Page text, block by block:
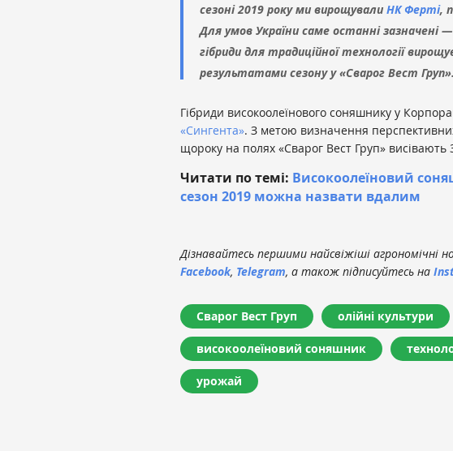
сезоні 2019 року ми вирощували НК Ферті,
Для умов України саме останні зазначені
гібриди для традиційної технології
результатами сезону у «Сварог Вест Груп».
Гібриди високоолеїнового соняшнику у
«Сингента». З метою визначення
щороку на полях «Сварог Вест Груп» висівають
Читати по темі: Високоолеїновий
сезон 2019 можна назвати вдалим
Дізнавайтесь першими найсвіжіші агрономічні
Facebook, Telegram, а також підписуйтесь на
Сварог Вест Груп олійні культури
високоолеїновий соняшник
урожай